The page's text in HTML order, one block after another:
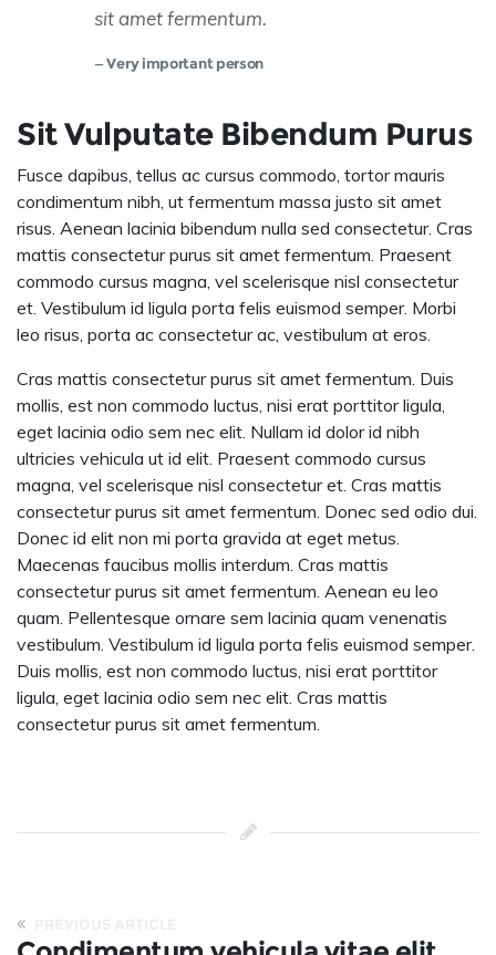
sit amet fermentum.
Very important person
Sit Vulputate Bibendum Purus
Fusce dapibus, tellus ac cursus commodo, tortor mauris
condimentum nibh, ut fermentum massa justo sit amet
risus. Aenean lacinia bibendum nulla sed consectetur. Cras
mattis consectetur purus sit amet fermentum. Praesent
commodo cursus magna, vel scelerisque nisl consectetur
et. Vestibulum id ligula porta felis euismod semper. Morbi
leo risus, porta ac consectetur ac, vestibulum at eros.
Cras mattis consectetur purus sit amet fermentum. Duis
mollis, est non commodo luctus, nisi erat porttitor ligula,
eget lacinia odio sem nec elit. Nullam id dolor id nibh
ultricies vehicula ut id elit. Praesent commodo cursus
magna, vel scelerisque nisl consectetur et. Cras mattis
consectetur purus sit amet fermentum. Donec sed odio dui.
Donec id elit non mi porta gravida at eget metus.
Maecenas faucibus mollis interdum. Cras mattis
consectetur purus sit amet fermentum. Aenean eu leo
quam. Pellentesque ornare sem lacinia quam venenatis
vestibulum. Vestibulum id ligula porta felis euismod semper.
Duis mollis, est non commodo luctus, nisi erat porttitor
ligula, eget lacinia odio sem nec elit. Cras mattis
consectetur purus sit amet fermentum.